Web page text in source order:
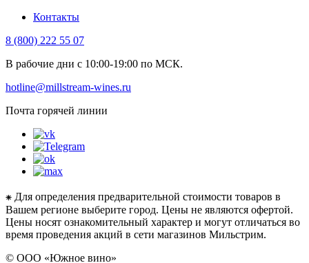
Контакты
8 (800) 222 55 07
В рабочие дни с 10:00-19:00 по МСК.
hotline@millstream-wines.ru
Почта горячей линии
⁕ Для определения предварительной стоимости товаров в
Вашем регионе выберите город. Цены не являются офертой.
Цены носят ознакомительный характер и могут отличаться во
время проведения акций в сети магазинов Мильстрим.
© ООО «Южное вино»